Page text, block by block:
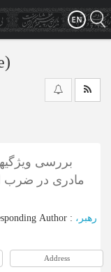
بررسی
مادری در ضرب
Author : رهبر،
Address